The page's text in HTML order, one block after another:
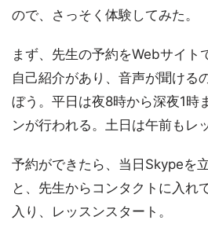
ので、さっそく体験してみた。
まず、先生の予約をWebサイト
自己紹介があり、音声が聞ける
ぼう。平日は夜8時から深夜1時
ンが行われる。土日は午前もレ
予約ができたら、当日Skypeを
と、先生からコンタクトに入れ
入り、レッスンスタート。